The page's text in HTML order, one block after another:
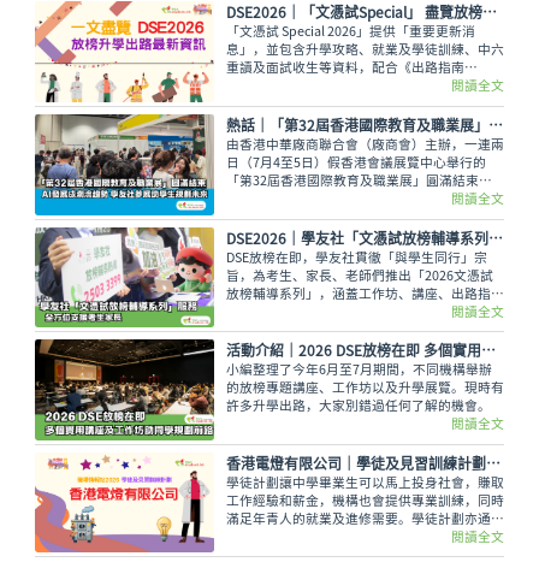
DSE2026│「文憑試Special」 盡覽放榜升學出路最新資訊
「文憑試 Special 2026」提供「重要更新消
息」，並包含升學攻略、就業及學徒訓練、中六
重讀及面試收生等資料，配合《出路指南
2026》讓讀者線上線下接收最全面的放榜動
向！
閱讀全文
熱話｜「第32屆香港國際教育及職業展」圓滿結束 AI發展成潮流趨勢 學友社參展助學生規劃未來
由香港中華廠商聯合會（廠商會）主辦，一連兩
日（7月4至5日）假香港會議展覽中心舉行的
「第32屆香港國際教育及職業展」圓滿結束。
本屆繼續有來自全球20多個國家及地區的院
校、教育機構，以及政府部門和公私營機構參
與。而學友社亦設有攤位提供即時升學諮詢服
務。
閱讀全文
DSE2026｜學友社「文憑試放榜輔導系列」服務 全方位支援考生家長
DSE放榜在即，學友社貫徹「與學生同行」宗
旨，為考生、家長、老師們推出「2026文憑試
放榜輔導系列」，涵蓋工作坊、講座、出路指
南、線上直播及放榜輔導熱線等多元化服務，務
求陪伴大家以最佳狀態迎接放榜，規劃前路。
閱讀全文
活動介紹｜2026 DSE放榜在即 多個實用講座及工作坊助同學規劃前路
小編整理了今年6月至7月期間，不同機構舉辦
的放榜專題講座、工作坊以及升學展覽。現時有
許多升學出路，大家別錯過任何了解的機會。
閱讀全文
​香港電燈有限公司｜學徒及見習訓練計劃一覽
學徒計劃讓中學畢業生可以馬上投身社會，賺取
工作經驗和薪金，機構也會提供專業訓練，同時
滿足年青人的就業及進修需要。學徒計劃亦通常
提供有系統的培訓，並有明確的晉升階梯，年青
人參與計劃後，可透過持續進修及累積行業的專
閱讀全文